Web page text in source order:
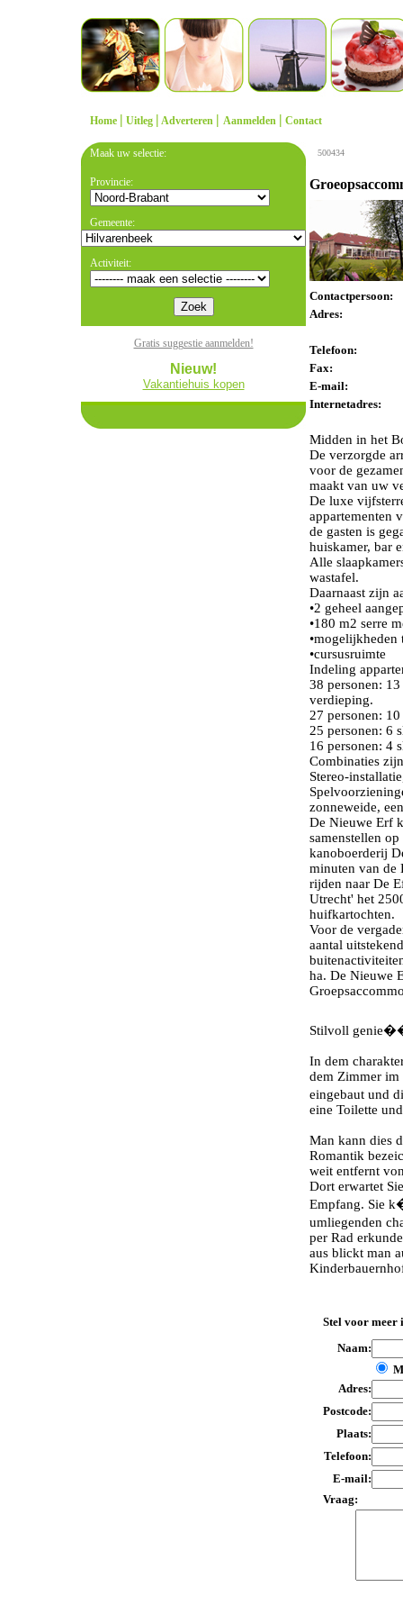
Home | Uitleg | Adverteren | Aanmelden | Contact
Maak uw selectie:
Provincie:
Gemeente:
Activiteit:
Gratis suggestie aanmelden!
Nieuw!
Vakantiehuis kopen
500434
Contactpersoon:
Adres:
Telefoon:
Fax:
E-mail:
Internetadres:
Midden in het
De verzorgde
voor de
maakt van uw
De luxe
appartementen
de gasten is
huiskamer, bar
Alle
wastafel.
Daarnaast zijn
•2 geheel
•180 m2 serre
•mogelijkheden
•cursusruimte
Indeling
38 personen:
verdieping.
27 personen:
25 personen: 6
16 personen: 4
Combinaties
Stereo-
zonneweide,
De Nieuwe Erf
samenstellen
kanoboerderij
minuten van de
rijden naar De
Utrecht' het
huifkartochten.
Voor de
aantal
ha. De Nieuwe
Stilvoll
In dem
dem Zimmer im
eingebaut und
eine Toilette
Man kann dies
Romantik
weit entfernt
Dort erwartet
Empfang. Sie
umliegenden
per Rad
aus blickt man
Stel voor meer
Naam:
Adres:
Postcode:
Plaats:
Telefoon:
E-mail:
Vraag: